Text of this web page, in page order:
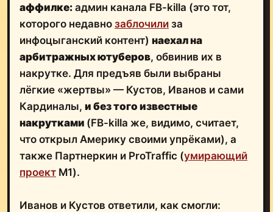
аффилке: админ канала FB-killa (это тот,
которого недавно заблочили за
инфоцыганский контент) наехал на
арбитражных ютуберов, обвинив их в
накрутке. Для предъяв были выбраны
лёгкие «жертвы» — Кустов, Иванов и сами
Кардиналы, и без того известные
накрутками (FB-killa же, видимо, считает,
что открыл Америку своими упрёками), а
также Партнеркин и ProTraffic (умирающий
проект М1).
Иванов и Кустов ответили, как смогли: